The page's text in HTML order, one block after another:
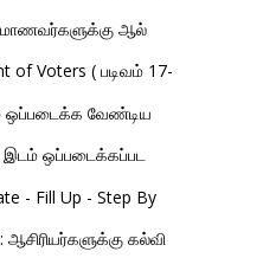
மாணவர்களுக்கு ஆல்
of Voters ( படிவம் 17-
ஒப்படைக்க வேண்டிய
இடம் ஒப்படைக்கப்பட
- Fill Up - Step By
கல்வி